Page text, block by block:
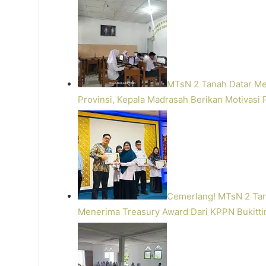
MTsN 2 Tanah Datar
Provinsi, Kepala Madrasah Berikan Motivasi
Cemerlang! MTsN 2
Menerima Treasury Award Dari KPPN